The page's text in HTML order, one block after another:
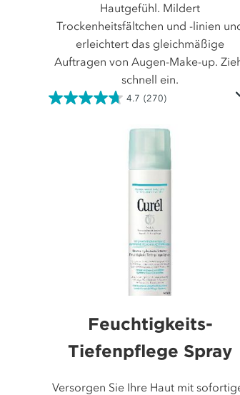
Hautgefühl. Mildert
Trockenheitsfältchen und -linien
erleichtert das gleichmäßige
Auftragen von Augen-Make-up.
schnell ein.
4.7 (270)
4.7
Feuchtigkeits-
Tiefenpflege Spray
Versorgen Sie Ihre Haut mit